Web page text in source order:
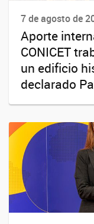
7 de agosto de
Aporte
CONICET
un edificio
declarado